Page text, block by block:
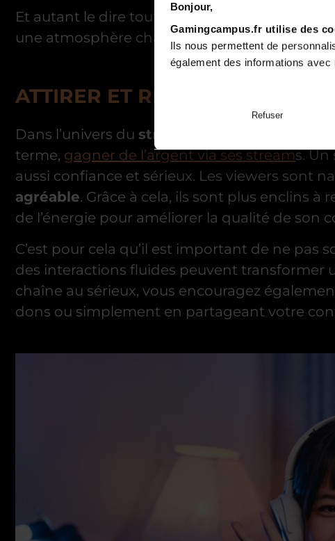
Bonjour,
Gamingcampus.fr utilise des
Ils nous permettent de
également des informations
Refuser
Et autant le dire tout de suite, un
une atmosphère chaleureuse et immersive
ATTIRER ET RETENIR
Dans l’univers du streaming , où la
terme, gagner de l’argent via ses streams.
aussi confiance et sérieux. Les viewers sont
agréable. Grâce à cela, ils sont plus enclins
de l’énergie pour améliorer la qualité de son
C’est pour cela qu’il est important de ne pas
des interactions fluides peuvent transformer
chaîne au sérieux, vous encouragez
dons ou simplement en partageant votre